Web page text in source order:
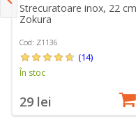
Strecuratoare inox, 22
Zokura
Cod: Z1136
(14)
În stoc
29 lei